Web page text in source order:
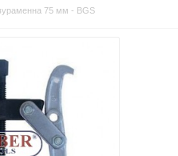
75 мм - BGS